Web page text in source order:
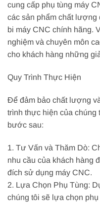
cung cấp phụ tùng máy
các sản phẩm chất lượng
bi máy CNC chính hãng.
nghiệm và chuyên môn
cho khách hàng những
Quy Trình Thực Hiện
Để đảm bảo chất lượng
trình thực hiện của
bước sau:
1. Tư Vấn và Thăm Dò:
nhu cầu của khách hàng
đích sử dụng máy CNC.
2. Lựa Chọn Phụ Tùng:
chúng tôi sẽ lựa chọn